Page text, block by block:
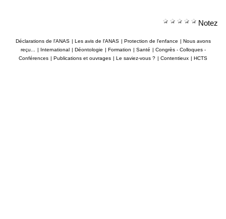
Notez
Déclarations de l'ANAS | Les avis de l'ANAS | Protection de l'enfance | Nous avons
reçu...
| International | Déontologie | Formation | Santé | Congrès - Colloques -
Conférences | Publications et ouvrages | Le saviez-vous ? | Contentieux | HCTS